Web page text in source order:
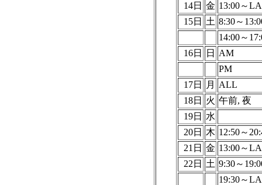
14日 金 13:00～
15日
土 8:30～
14:00～
16日
日
AM
PM
17日
月
ALL
18日
火 午前, 夜
19日
水
20日
木 12:50～
21日 金 13:00～
22日
土 9:30～
19:30～